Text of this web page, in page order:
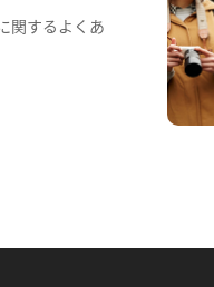
関するよくあ